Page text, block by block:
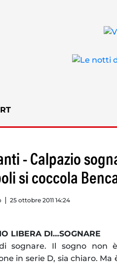
- Calpazio
si coccola
25 ottobre 2011 14:24
LIBERA DI…SOGNARE
sognare. Il sogno non
in serie D, sia chiaro.